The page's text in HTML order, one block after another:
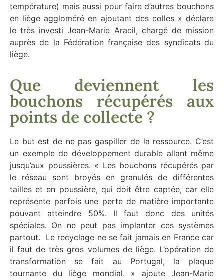
température) mais aussi pour faire d’autres bouchons
en liège aggloméré en ajoutant des colles » déclare
le très investiJean-Marie Aracil, chargé de mission
auprès de la Fédération française des syndicats du
liège.
Que deviennent les
bouchons récupérés aux
points de collecte ?
Le but est de ne pas gaspiller de la ressource. C’est
un exemple de développement durable allant même
jusqu’aux poussières. « Les bouchons récupérés par
le réseau sont broyés en granulés de différentes
tailles et en poussière, qui doit être captée, car elle
représente parfois une perte de matière importante
pouvant atteindre 50%. Il faut donc des unités
spéciales. On ne peut pas implanter ces systèmes
partout. Le recyclage ne se fait jamais en France car
il faut de très gros volumes de liège. L’opération de
transformation se fait au Portugal, la plaque
tournante du liège mondial. » ajoute Jean-Marie